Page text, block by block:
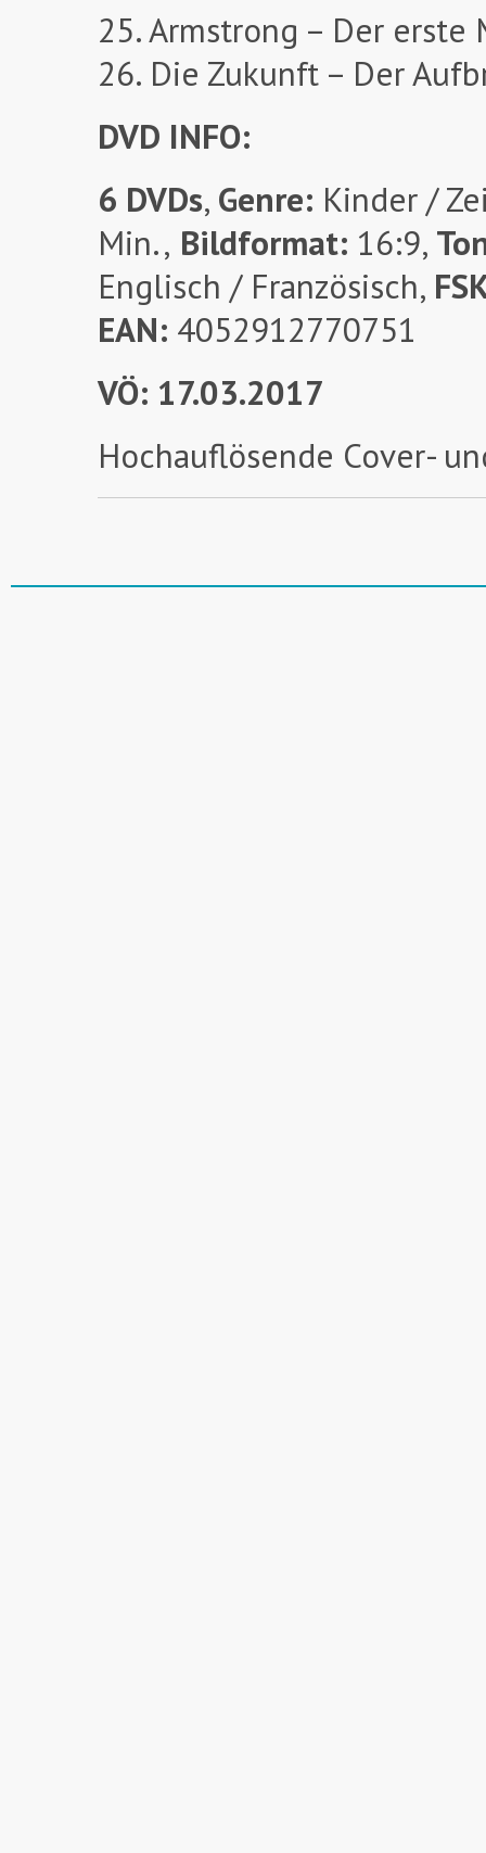
25. Armstrong – Der
26. Die Zukunft – Der
DVD INFO:
6 DVDs, Genre: Kinder /
Min., Bildformat: 16:9,
Englisch / Französisch,
EAN: 4052912770751
VÖ: 17.03.2017
Hochauflösende Cover-